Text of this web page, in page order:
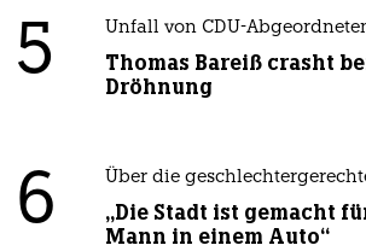
5 Unfall von CDU-
Thomas Bareiß crasht
Dröhnung
6 Über die
„Die Stadt ist gemacht
Mann in einem Auto“